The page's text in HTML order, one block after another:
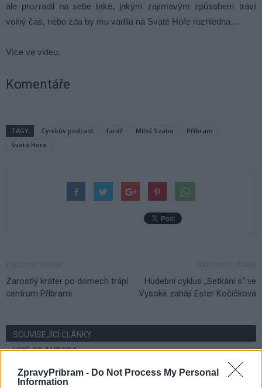
ZpravyPribram - Do Not Process My Personal
Information
ale prozradil na sebe také, jakým zajímavým způsobem tráví
volný čas, nebo zda by mu vadila na Svaté Hoře rozhledna…
Více ve videu.
Komentáře
TAGY Cynikův podcast farář Miloš Szabo
Příbram
Svatá Hora
Zarostlý kráter po domech trápí
centrum Příbrami
Hudební cyklus „Setkání s“ ve
Vysoké zahájí Ester Kočičková
SOUVISEJÍCÍ ČLÁNKY
VÍCE OD AUTORA
Učitel Petr Duchoň: Děti dnes umí TikTok,